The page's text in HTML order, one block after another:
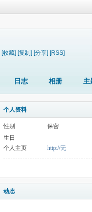
[收藏] [复制] [分享] [RSS]
日志 相册 主
个人资料
性别
保密
生日
个人主页
http://无
动态